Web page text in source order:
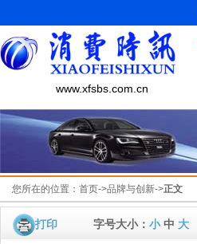
www.xfsbs.com.cn
您所在的位置： 首页->品牌与创新->正文
打印 字号大小： 小中 大